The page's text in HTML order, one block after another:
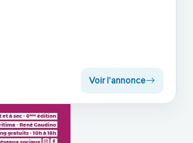
Voir l'annonce